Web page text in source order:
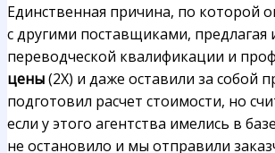
Единственная причина, по которой
с другими поставщиками,
переводческой квалификации и
цены(2X) и даже оставили за собой
подготовил расчет стоимости, но
если у этого агентства имелись в
не остановило и мы отправили